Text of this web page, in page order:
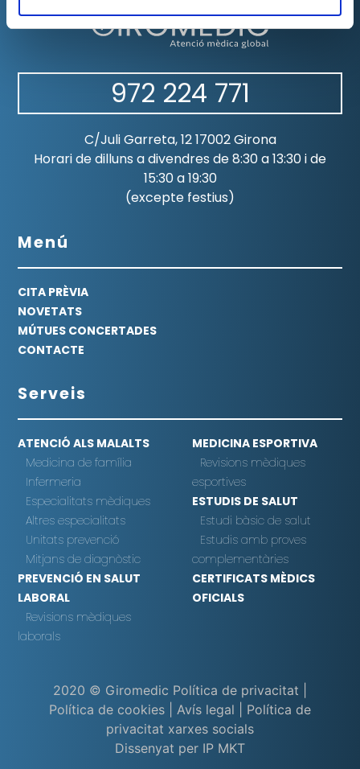
972 224 771
C/Juli Garreta, 12 17002 Girona
Horari de dilluns a divendres de 8:30 a 13:30 i de
15:30 a 19:30
(excepte festius)
Menú
CITA PRÈVIA
NOVETATS
MÚTUES CONCERTADES
CONTACTE
Serveis
ATENCIÓ ALS MALALTS
Medicina de família
Infermeria
Especialitats mèdiques
Altres especialitats
Unitats prevenció
Mitjans de diagnòstic
PREVENCIÓ EN SALUT
LABORAL
Revisions mèdiques
laborals
MEDICINA ESPORTIVA
Revisions mèdiques
esportives
ESTUDIS DE SALUT
Estudi bàsic de salut
Estudis amb proves
complementàries
CERTIFICATS MÈDICS
OFICIALS
2020 © Giromedic Política de privacitat
Política de cookies| Avís legal
Política de
privacitat xarxes socials
Dissenyat per IP MKT